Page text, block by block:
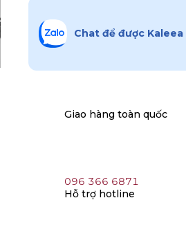
Chat để được
Giao hàng toàn quốc
096 366 6871
Hỗ trợ hotline